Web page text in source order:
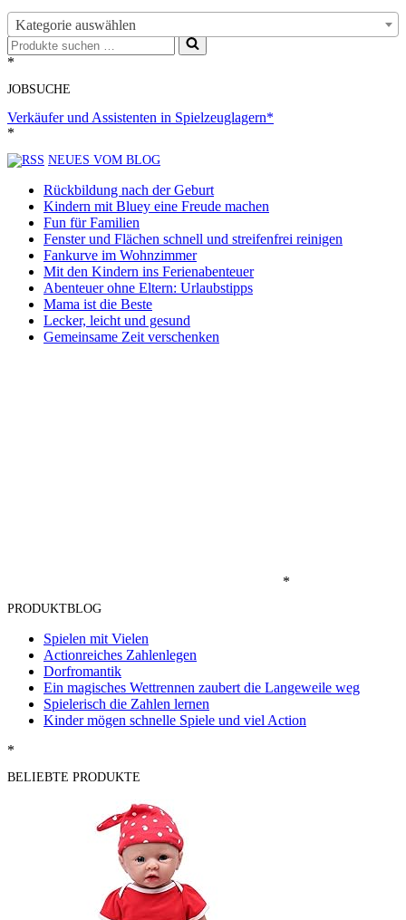
Kategorie auswählen
Suchen
nach …
*
JOBSUCHE
Verkäufer und Assistenten in Spielzeuglagern*
*
NEUES VOM BLOG
Rückbildung nach der Geburt
Kindern mit Bluey eine Freude machen
Fun für Familien
Fenster und Flächen schnell und streifenfrei reinigen
Fankurve im Wohnzimmer
Mit den Kindern ins Ferienabenteuer
Abenteuer ohne Eltern: Urlaubstipps
Mama ist die Beste
Lecker, leicht und gesund
Gemeinsame Zeit verschenken
*
PRODUKTBLOG
Spielen mit Vielen
Actionreiches Zahlenlegen
Dorfromantik
Ein magisches Wettrennen zaubert die Langeweile weg
Spielerisch die Zahlen lernen
Kinder mögen schnelle Spiele und viel Action
*
BELIEBTE PRODUKTE